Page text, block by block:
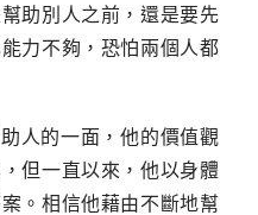
助別人之前，還是要先
力不夠，恐怕兩個人都
人的一面，他的價值觀
但一直以來，他以身體
。相信他藉由不斷地幫